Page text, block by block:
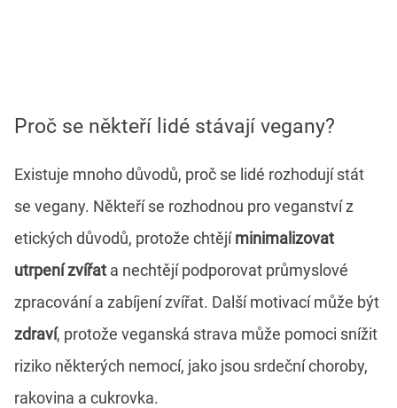
Proč se někteří lidé stávají vegany?
Existuje mnoho důvodů, proč se lidé rozhodují stát
se vegany. Někteří se rozhodnou pro veganství z
etických důvodů, protože chtějíminimalizovat
utrpení zvířat a nechtějí podporovat průmyslové
zpracování a zabíjení zvířat. Další motivací může být
zdraví, protože veganská strava může pomoci snížit
riziko některých nemocí, jako jsou srdeční choroby,
rakovina a cukrovka.